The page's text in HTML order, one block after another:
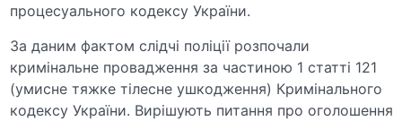
процесуального кодексу України.
За даним фактом слідчі поліції розпочали
кримінальне провадження за частиною 1 статті 121
(умисне тяжке тілесне ушкодження) Кримінального
кодексу України. Вирішують питання про оголошення